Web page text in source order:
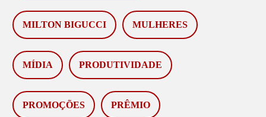
MILTON BIGUCCI MULHERES
MÍDIA PRODUTIVIDADE
PROMOÇÕES PRÊMIO